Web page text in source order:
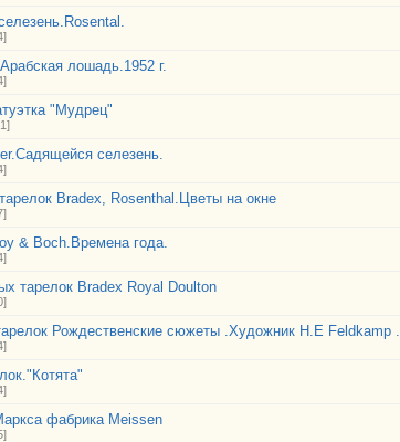
лошадь.1952 г.
"Мудрец"
селезень.
Bradex, Rosenthal.Цветы на окне
& Boch.Времена года.
тарелoк Bradex Royal Doulton
Рождественские сюжеты .Художник H.E Feldkamp .
фабрика Meissen